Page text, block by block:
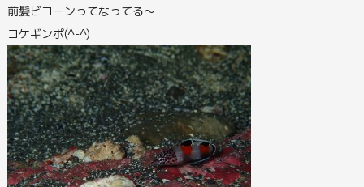
前髪ビヨーンってなってる～
コケギンポ(^-^)